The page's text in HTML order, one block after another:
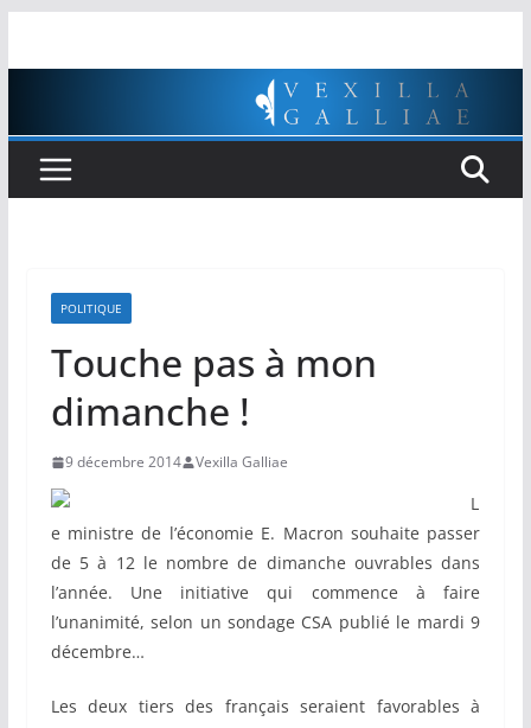
POLITIQUE
Touche pas à mon
dimanche !
9 décembre 2014 Vexilla Galliae
L
e ministre de l’économie E. Macron souhaite passer
de 5 à 12 le nombre de dimanche ouvrables dans
l’année. Une initiative qui commence à faire
l’unanimité, selon un sondage CSA publié le mardi 9
décembre…
Les deux tiers des français seraient favorables à